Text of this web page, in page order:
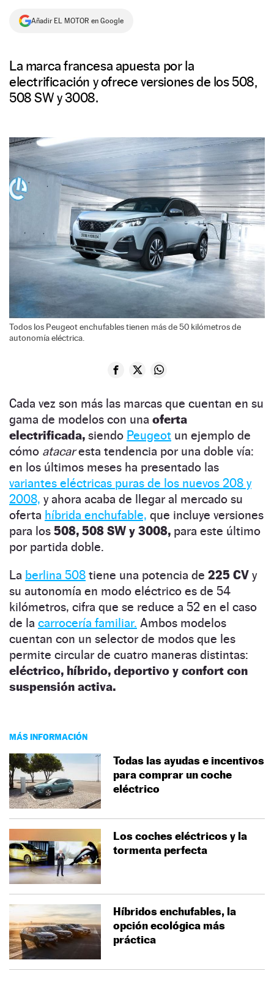
NEWSLETTER
Añadir EL MOTOR en Google
La marca francesa apuesta por la
electrificación y ofrece versiones de los 508,
508 SW y 3008.
Todos los Peugeot enchufables tienen más de 50 kilómetros de
autonomía eléctrica.
Cada vez son más las marcas que cuentan en su
gama de modelos con una oferta
electrificada, siendo Peugeot un ejemplo de
cómo atacaresta tendencia por una doble vía:
en los últimos meses ha presentado las
variantes eléctricas puras de los nuevos 208 y
2008, y ahora acaba de llegar al mercado su
oferta híbrida enchufable, que incluye versiones
para los 508, 508 SW y 3008, para este último
por partida doble.
La berlina 508 tiene una potencia de 225 CV y
su autonomía en modo eléctrico es de 54
kilómetros, cifra que se reduce a 52 en el caso
de la carrocería familiar. Ambos modelos
cuentan con un selector de modos que les
permite circular de cuatro maneras distintas:
eléctrico, híbrido, deportivo y confort con
suspensión activa.
MÁS INFORMACIÓN
Todas las ayudas e incentivos
para comprar un coche
eléctrico
Los coches eléctricos y la
tormenta perfecta
Híbridos enchufables, la
opción ecológica más
práctica